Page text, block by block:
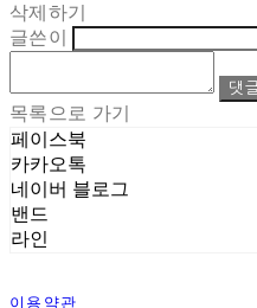
삭제하기
글쓴이
댓
목록으로 가기
페이스북
카카오톡
네이버 블로그
밴드
라인
이용약관